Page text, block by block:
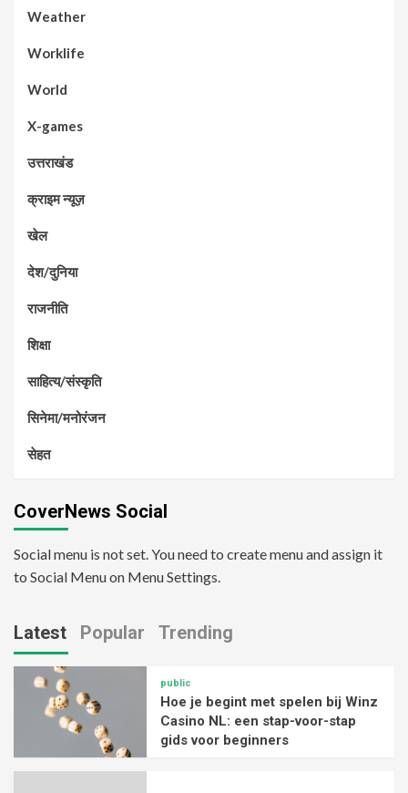
Weather
Worklife
World
X-games
उत्तराखंड
क्राइम न्यूज़
खेल
देश/दुनिया
राजनीति
शिक्षा
साहित्य/संस्कृति
सिनेमा/मनोरंजन
सेहत
CoverNews Social
Social menu is not set. You need to create menu and assign it
to Social Menu on Menu Settings.
Latest Popular Trending
public
Hoe je begint met spelen bij Winz
Casino NL: een stap-voor-stap
gids voor beginners